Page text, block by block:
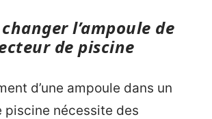
l’ampoule de
de piscine
d’une ampoule dans un
piscine nécessite des